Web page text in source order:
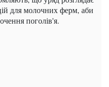
для молочних ферм, аби
поголів'я.